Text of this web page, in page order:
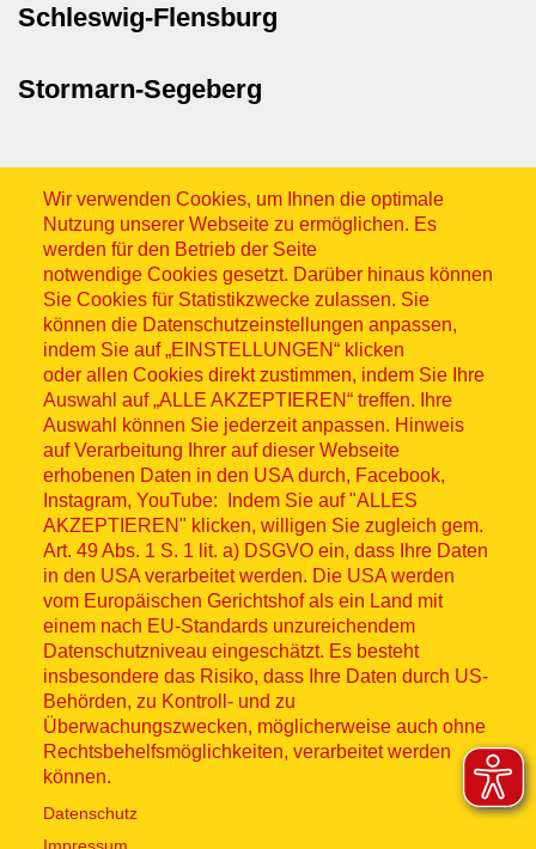
Schleswig-Flensburg
Stormarn-Segeberg
Wir verwenden Cookies, um Ihnen die optimale
Nutzung unserer Webseite zu ermöglichen. Es
werden für den Betrieb der Seite
notwendige Cookies gesetzt. Darüber hinaus können
Sie Cookies für Statistikzwecke zulassen. Sie
können die Datenschutzeinstellungen anpassen,
indem Sie auf „EINSTELLUNGEN“ klicken
oder allen Cookies direkt zustimmen, indem Sie Ihre
Auswahl auf „ALLE AKZEPTIEREN“ treffen. Ihre
Auswahl können Sie jederzeit anpassen. Hinweis
auf Verarbeitung Ihrer auf dieser Webseite
erhobenen Daten in den USA durch, Facebook,
Instagram, YouTube: Indem Sie auf "ALLES
AKZEPTIEREN" klicken, willigen Sie zugleich gem.
Art. 49 Abs. 1 S. 1 lit. a) DSGVO ein, dass Ihre Daten
in den USA verarbeitet werden. Die USA werden
vom Europäischen Gerichtshof als ein Land mit
einem nach EU-Standards unzureichendem
Datenschutzniveau eingeschätzt. Es besteht
insbesondere das Risiko, dass Ihre Daten durch US-
Behörden, zu Kontroll- und zu
Überwachungszwecken, möglicherweise auch ohne
Rechtsbehelfsmöglichkeiten, verarbeitet werden
können.
Datenschutz
Sitemap
© ASB 2026
Fußzeilenmenü
Impressum
Datenschutz
Kontakt
Hinweisgebersystem
Lieferkette
Widerruf
Social Media